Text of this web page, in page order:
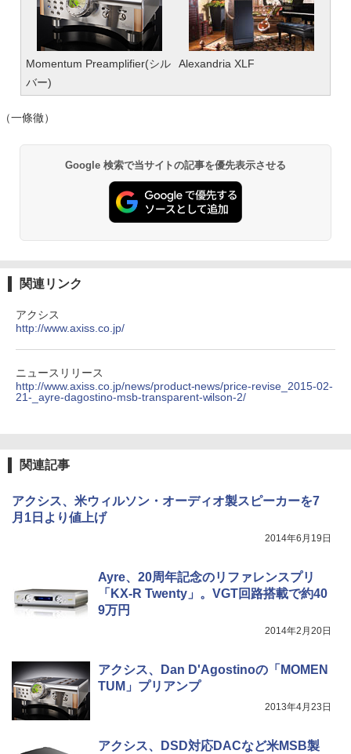
Momentum Preamplifier(シル
バー)
Alexandria XLF
（一條徹）
Google 検索で当サイトの記事を優先表示させる
関連リンク
アクシス
http://www.axiss.co.jp/
ニュースリリース
http://www.axiss.co.jp/news/product-news/price-revise_2015-02-
21-_ayre-dagostino-msb-transparent-wilson-2/
関連記事
アクシス、米ウィルソン・オーディオ製スピーカーを7
月1日より値上げ
2014年6月19日
Ayre、20周年記念のリファレンスプリ
「KX-R Twenty」。VGT回路搭載で約40
9万円
2014年2月20日
アクシス、Dan D'Agostinoの「MOMEN
TUM」プリアンプ
2013年4月23日
アクシス、DSD対応DACなど米MSB製